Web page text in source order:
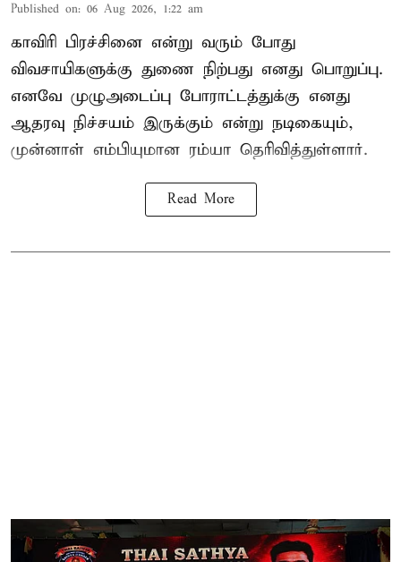
Published on: 06 Aug 2026, 1:22 am
காவிரி பிரச்சினை என்று வரும் போது
விவசாயிகளுக்கு துணை நிற்பது எனது பொறுப்பு.
எனவே முழுஅடைப்பு போராட்டத்துக்கு எனது
ஆதரவு நிச்சயம் இருக்கும் என்று நடிகையும்,
முன்னாள் எம்பியுமான ரம்யா தெரிவித்துள்ளார்.
Read More